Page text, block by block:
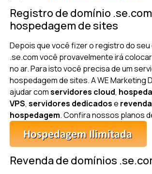
Registro de domínio
hospedagem de sites
Depois que você fizer o registro do seu
.se.com você provavelmente irá
no ar. Para isto você precisa de um
hospedagem de sites. A WE Marketing
ajudar comservidores cloud,
VPS, servidores dedicadose
hospedagem. Confira nossos planos
Revenda de domínios